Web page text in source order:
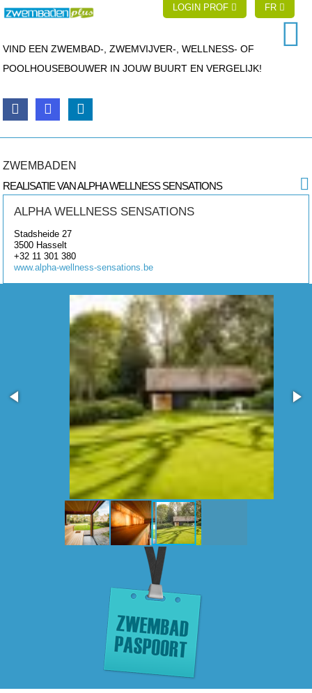
LOGIN PROF FR
VIND EEN ZWEMBAD-, ZWEMVIJVER-, WELLNESS- OF
POOLHOUSEBOUWER IN JOUW BUURT EN VERGELIJK!
ZWEMBADEN
REALISATIE VAN ALPHA WELLNESS SENSATIONS
ALPHA WELLNESS SENSATIONS
Stadsheide 27
3500 Hasselt
+32 11 301 380
www.alpha-wellness-sensations.be